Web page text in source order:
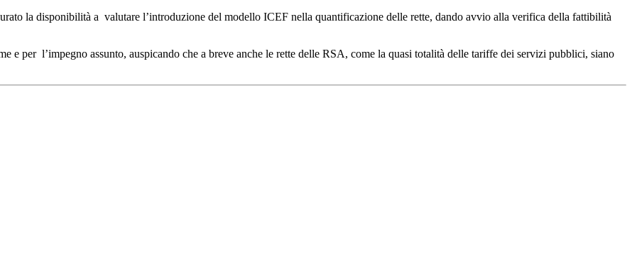
la disponibilità a valutare l’introduzione del modello ICEF nella quantificazione delle rette, dando avvio alla verifica della fattibilità
e per l’impegno assunto, auspicando che a breve anche le rette delle RSA, come la quasi totalità delle tariffe dei servizi pubblici, siano